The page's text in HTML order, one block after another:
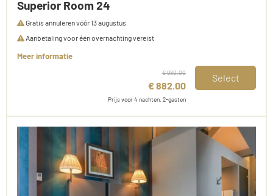
Superior Room 24
Gratis annuleren vóór 13 augustus
Aanbetaling voor één overnachting vereist
Meer informatie
€ 980.00
€ 882.00
Prijs voor 4 nachten, 2-gasten
Select